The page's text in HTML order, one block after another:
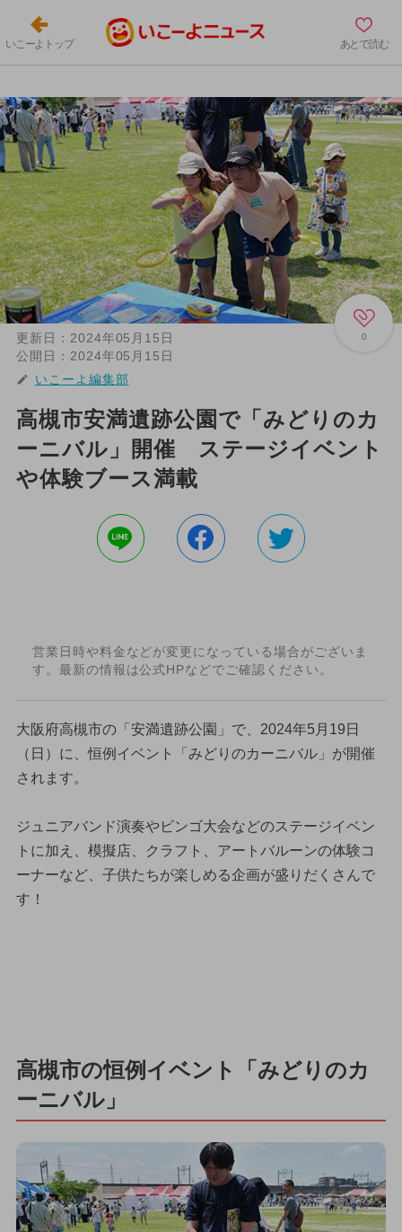
いこーよトップ あとで読む
0
更新日： 2024年05月15日
公開日： 2024年05月15日
いこーよ編集部
高槻市安満遺跡公園で「みどりのカ
ーニバル」開催 ステージイベント
や体験ブース満載
営業日時や料金などが変更になっている場合がございま
す。最新の情報は公式HPなどでご確認ください。
大阪府高槻市の「安満遺跡公園」で、2024年5月19日
（日）に、恒例イベント「みどりのカーニバル」が開催
されます。
ジュニアバンド演奏やビンゴ大会などのステージイベン
トに加え、模擬店、クラフト、アートバルーンの体験コ
ーナーなど、子供たちが楽しめる企画が盛りだくさんで
す！
高槻市の恒例イベント「みどりのカ
ーニバル」